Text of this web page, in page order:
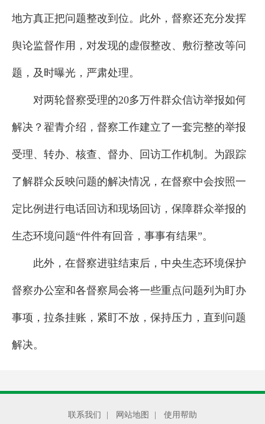
地方真正把问题整改到位。此外，督察还充分发挥
舆论监督作用，对发现的虚假整改、敷衍整改等问
题，及时曝光，严肃处理。
对两轮督察受理的20多万件群众信访举报如何
解决？翟青介绍，督察工作建立了一套完整的举报
受理、转办、核查、督办、回访工作机制。为跟踪
了解群众反映问题的解决情况，在督察中会按照一
定比例进行电话回访和现场回访，保障群众举报的
生态环境问题“件件有回音，事事有结果”。
此外，在督察进驻结束后，中央生态环境保护
督察办公室和各督察局会将一些重点问题列为盯办
事项，拉条挂账，紧盯不放，保持压力，直到问题
解决。
联系我们 网站地图 使用帮助